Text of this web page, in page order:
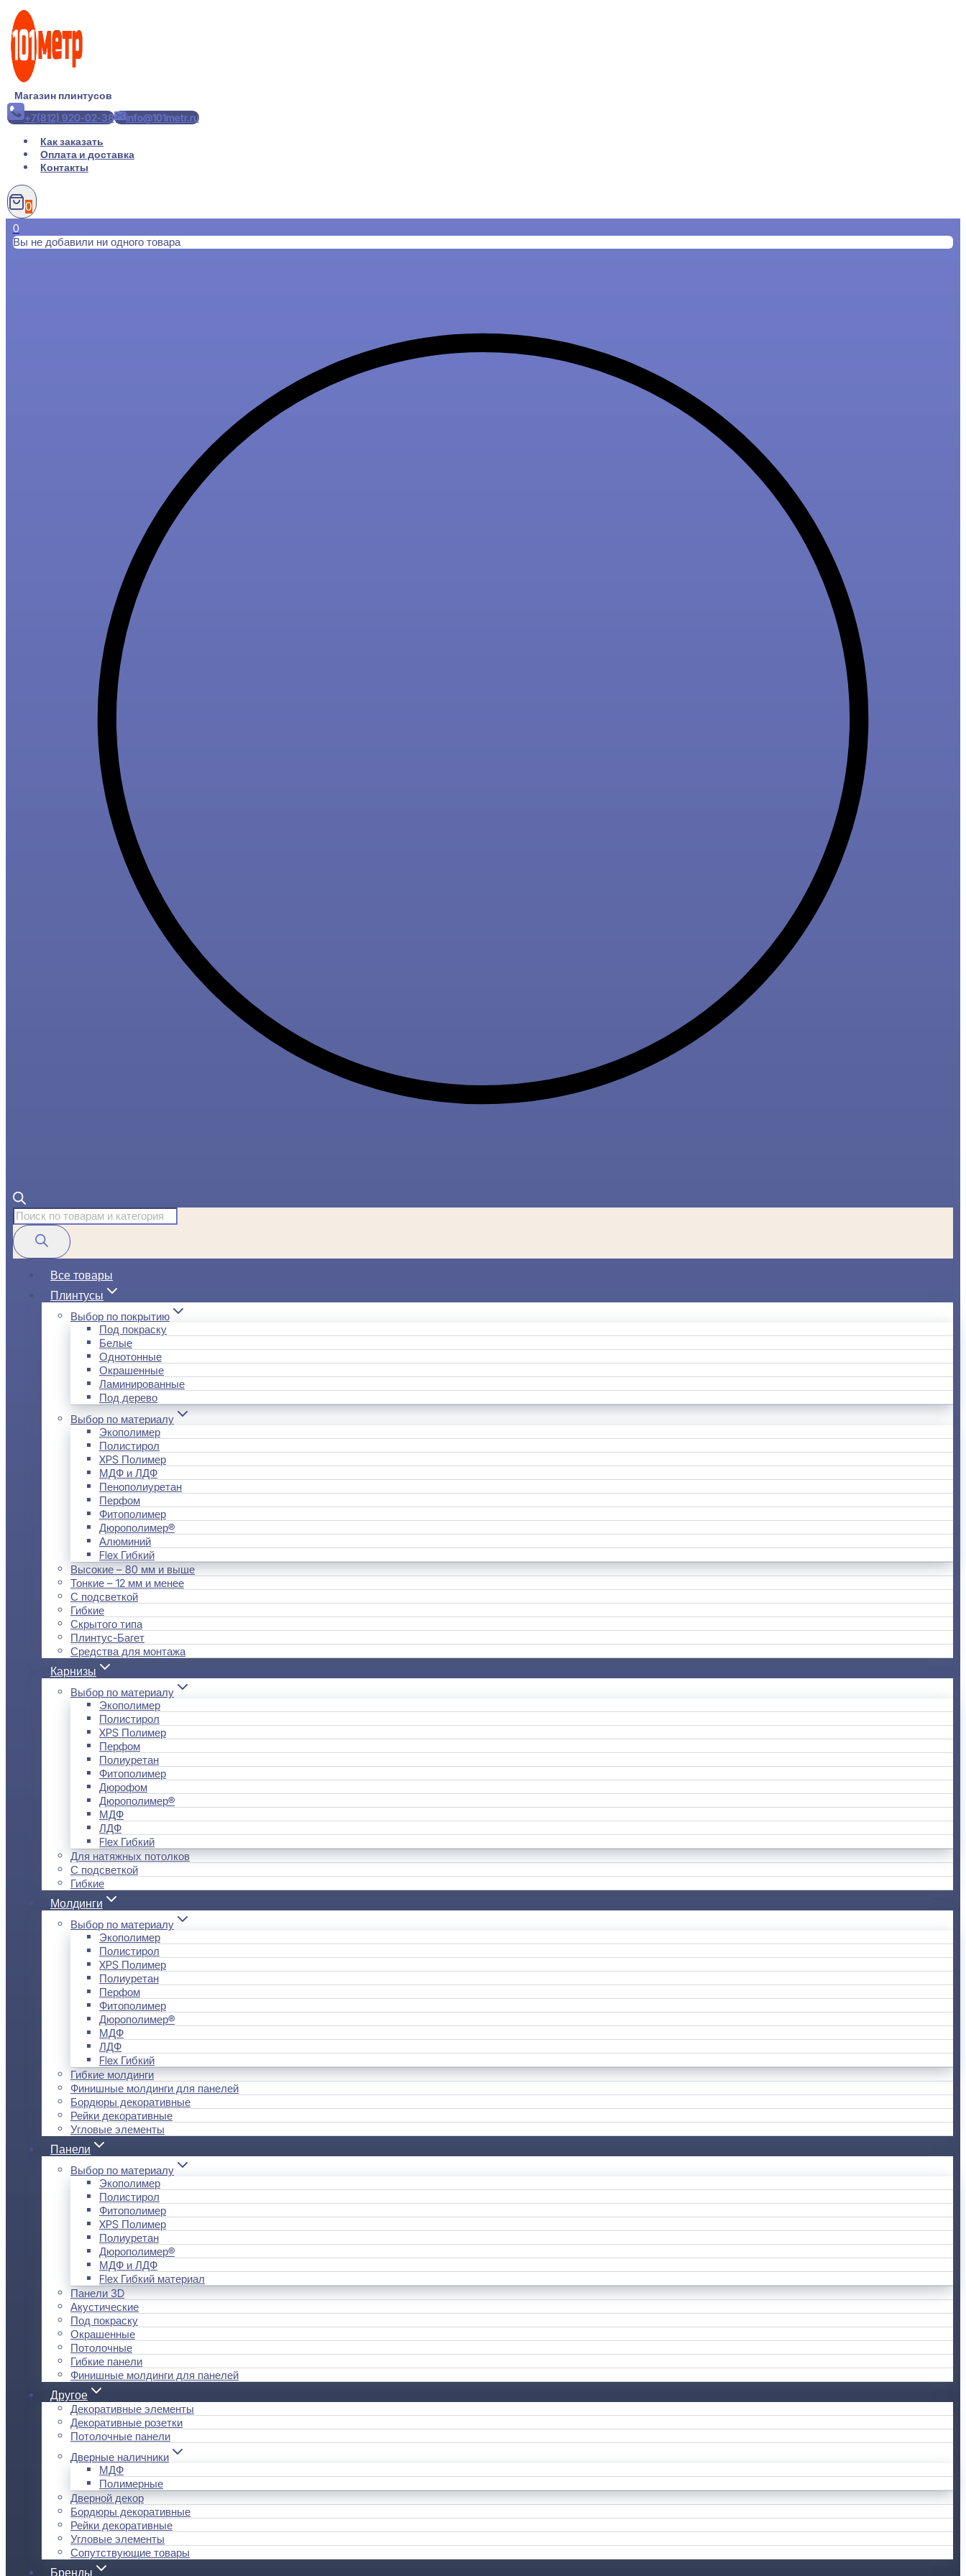
Перейти
содержимому
Магазин плинтусов
+7(812) 920-02-38
info@101metr.ru
Как заказать
Оплата и доставка
Контакты
0
0
Вы не добавили ни одного товара
Поиск
товаров
Все товары
Плинтусы
Выбор по покрытию
Под покраску
Белые
Однотонные
Окрашенные
Ламинированные
Под дерево
Выбор по материалу
Экополимер
Полистирол
XPS Полимер
МДФ и ЛДФ
Пенополиуретан
Перфом
Фитополимер
Дюрополимер®
Алюминий
Flex Гибкий
Высокие – 80 мм и выше
Тонкие – 12 мм и менее
С подсветкой
Гибкие
Скрытого типа
Плинтус-Багет
Средства для монтажа
Карнизы
Выбор по материалу
Экополимер
Полистирол
XPS Полимер
Перфом
Полиуретан
Фитополимер
Дюрофом
Дюрополимер®
МДФ
ЛДФ
Flex Гибкий
Для натяжных потолков
С подсветкой
Гибкие
Молдинги
Выбор по материалу
Экополимер
Полистирол
XPS Полимер
Полиуретан
Перфом
Фитополимер
Дюрополимер®
МДФ
ЛДФ
Flex Гибкий
Гибкие молдинги
Финишные молдинги для панелей
Бордюры декоративные
Рейки декоративные
Угловые элементы
Панели
Выбор по материалу
Экополимер
Полистирол
Фитополимер
XPS Полимер
Полиуретан
Дюрополимер®
МДФ и ЛДФ
Flex Гибкий материал
Панели 3D
Акустические
Под покраску
Окрашенные
Потолочные
Гибкие панели
Финишные молдинги для панелей
Другое
Декоративные элементы
Декоративные розетки
Потолочные панели
Дверные наличники
МДФ
Полимерные
Дверной декор
Бордюры декоративные
Рейки декоративные
Угловые элементы
Сопутствующие товары
Бренды